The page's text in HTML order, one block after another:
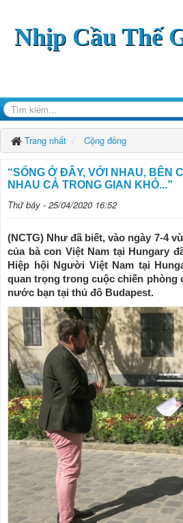
Nhịp Cầu Thế
Trang nhất Cộng đồng
“SỐNG Ở ĐÂY, VỚI NHAU, BÊN
NHAU CẢ TRONG GIAN KHÓ...”
Thứ bảy - 25/04/2020 16:52
(NCTG) Như đã biết, vào ngày 7-4
của bà con Việt Nam tại Hungary
Hiệp hội Người Việt Nam tại
quan trọng trong cuộc chiến phòng
nước bạn tại thủ đô Budapest.